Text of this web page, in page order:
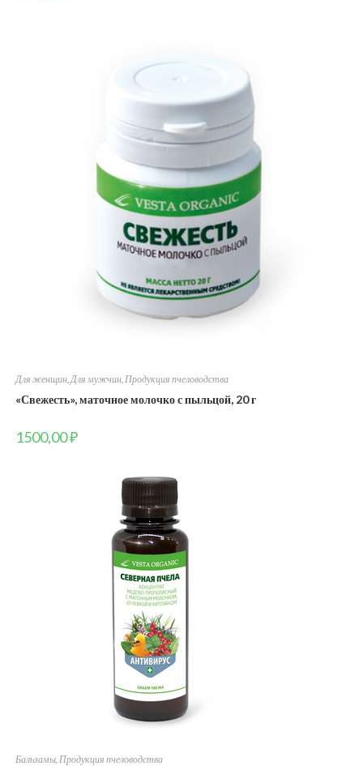
Для женщин,Для мужчин,Продукция пчеловодства
«Свежесть», маточное молочко с пыльцой, 20 г
1500,00₽
Бальзамы, Продукция пчеловодства